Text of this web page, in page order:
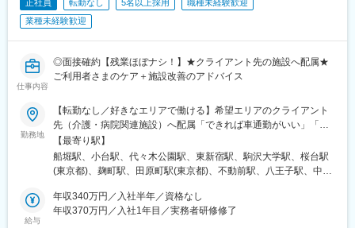
一人で担当を持てるようになります。尚、その後も定期的に中途
入社者に対してフォローを行う体制が整っています。
・社内や社外の関係者との交渉・相談
・院内スタッフとの調整支援
・治験実施の可能性を確認するための調査
【補足情報】
職とは違って個人ノルマはありません。その代わり、チーム全体
での目標が設定されているので、チームとしての一体感は一般的
な事業会社の営業と遜色ありません。むしろ個人ノルマがない
分、風通しがとても良いです。
■外勤・内勤比率：
ら7割となります。※外勤：医療機関訪問、内勤：オフィス勤務
正社員 転勤なし 5名以上採用
職種未経験歓迎
業種未経験歓迎
仕事内容
◎面接確約【残業ほぼナシ！】★クライアント先の施設へ配属★
ご利用者さまのケア＋施設改善のアドバイス
勤務地
【転勤なし／好きなエリアで働ける】希望エリアのクライアント
先（介護・病院関連施設）へ配属「できれば車通勤がいい」「未
経験なので先輩スタッフと一緒に働きたい」等ご相談ください！
━━【配属エリア】━━＜1＞北海道・東北／北海道、岩手※、宮
城、福島＜2＞北関東／茨城、栃木、群馬＜3＞首都圏／東京、神
岡、岐阜＜6＞関西／大阪、京都、兵庫、和歌山、奈良※＜7＞中
四国／広島※、岡山※＜8＞九州／福岡、熊本※、長崎※、大分※、鹿
【最寄り駅】
船堀駅、小台駅、代々木公園駅、東新宿駅、駒沢大学駅、桜台駅
(東京都)、麹町駅、田原町駅(東京都)、不動前駅、八王子駅、中野
駅(函館本線)、新道東駅、西２８丁目駅、郡山駅(福島県)、愛子
駅、北仙台駅、泉中央駅、作並駅、境町駅、高崎駅、東武宇都宮
給与
年収340万円／入社半年／資格なし
年収370万円／入社1年目／実務者研修修了